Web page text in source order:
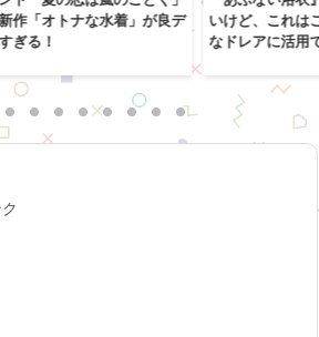
作「オトナな水着」が良デ
ぎる！
いけど、これは
なドレアに活用